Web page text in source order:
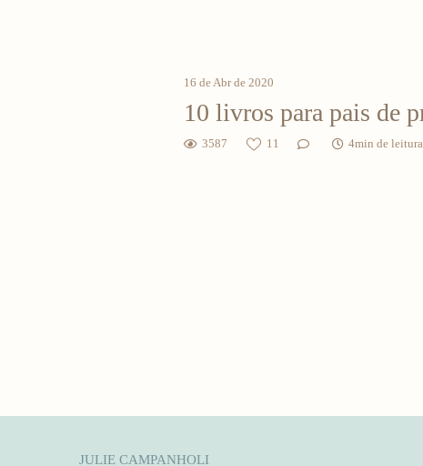
16 de Abr de 2020
10 livros para pais de
3587 11 4min de leitura
JULIE CAMPANHOLI